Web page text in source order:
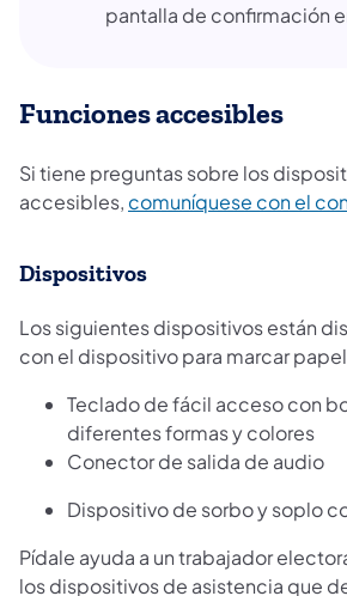
pantalla de confirmación
Funciones accesibles
Si tiene preguntas sobre los
accesibles, comuníquese con el
Dispositivos
Los siguientes dispositivos están
con el dispositivo para marcar
Teclado de fácil acceso con
diferentes formas y colores
Conector de salida de audio
Dispositivo de sorbo y soplo
Pídale ayuda a un trabajador
los dispositivos de asistencia que